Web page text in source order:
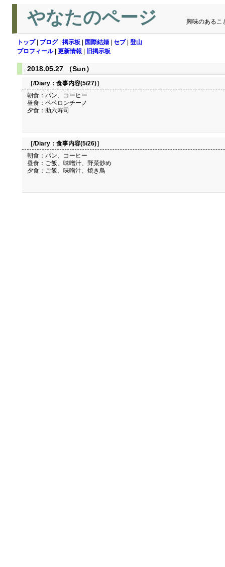
やなたのページ 興味のあるこ
トップ| ブログ| 掲示板 国際結婚 セブ| 登山
プロフィール| 更新情報 旧掲示板
2018.05.27 （Sun）
［/Diary： 食事内容(5/27)］
朝食：パン、コーヒー
昼食：ペペロンチーノ
夕食：助六寿司
［/Diary： 食事内容(5/26)］
朝食：パン、コーヒー
昼食：ご飯、味噌汁、野菜炒め
夕食：ご飯、味噌汁、焼き鳥